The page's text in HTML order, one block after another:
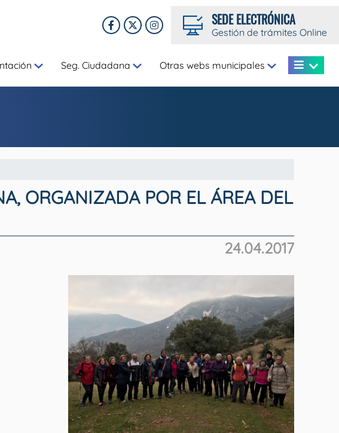
SEDE ELECTRÓNICA
Gestión de trámites Online
Seg. Ciudadana Otras webs municipales
ORGANIZADA POR EL ÁREA DEL
24.04.2017